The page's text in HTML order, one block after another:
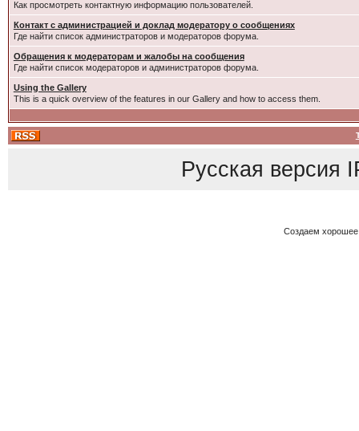
Как просмотреть контактную информацию пользователей.
Контакт с администрацией и доклад модератору о сообщениях
Где найти список администраторов и модераторов форума.
Обращения к модераторам и жалобы на сообщения
Где найти список модераторов и администраторов форума.
Using the Gallery
This is a quick overview of the features in our Gallery and how to access them.
Русская версия
Создаем